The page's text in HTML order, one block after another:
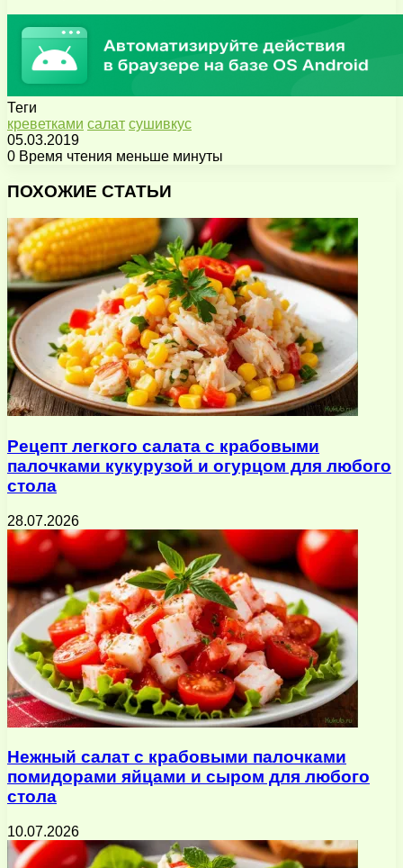
Теги
креветками салат сушивкус
05.03.2019
0 Время чтения меньше минуты
через
почту
ПОХОЖИЕ СТАТЬИ
Рецепт легкого салата с крабовыми
палочками кукурузой и огурцом для любого
стола
28.07.2026
Нежный салат с крабовыми палочками
помидорами яйцами и сыром для любого
стола
10.07.2026